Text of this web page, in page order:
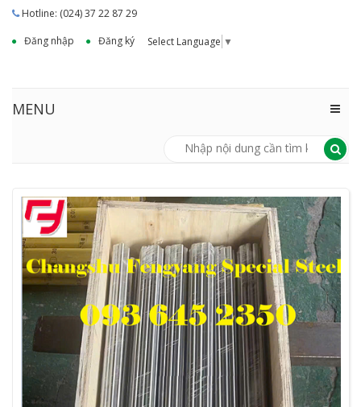
Hotline: (024) 37 22 87 29
Đăng nhập
Đăng ký Select Language ▼
MENU